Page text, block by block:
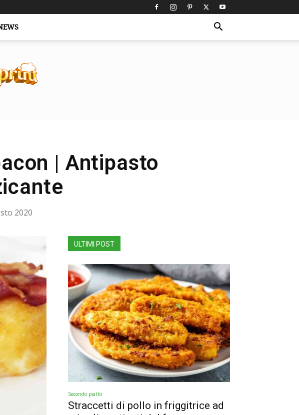
| Antipasto
2020
ULTIMI POST
Secondo piatto
Straccetti di pollo in friggitrice ad